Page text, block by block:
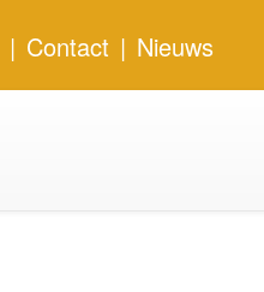
| Contact | Nieuws